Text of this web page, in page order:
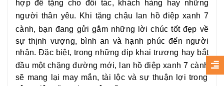
hợp để tặng cho đối tác, khách hàng hay những
người thân yêu. Khi tặng chậu
lan hồ điệp xanh 7
cành, bạn đang gửi gắm những lời chúc tốt đẹp về
sự thịnh vượng, bình an và hạnh phúc đến người
nhận. Đặc biệt, trong những dịp khai trương hay bắt
đầu một chặng đường mới,
lan hồ điệp xanh 7 cành
sẽ mang lại may mắn, tài lộc và sự thuận lợi trong